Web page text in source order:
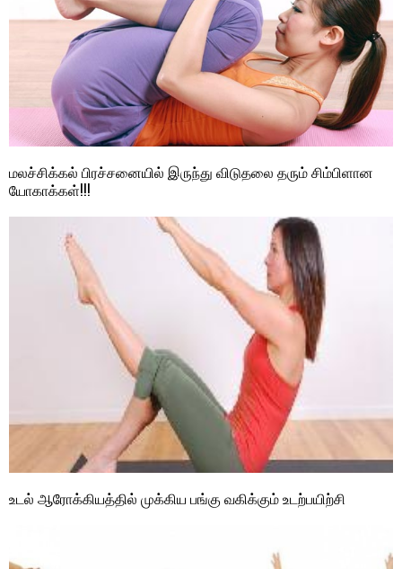
மலச்சிக்கல் பிரச்சனையில் இருந்து விடுதலை தரும் சிம்பிளான
யோகாக்கள்!!!
உடல் ஆரோக்கியத்தில் முக்கிய பங்கு வகிக்கும் உடற்பயிற்சி